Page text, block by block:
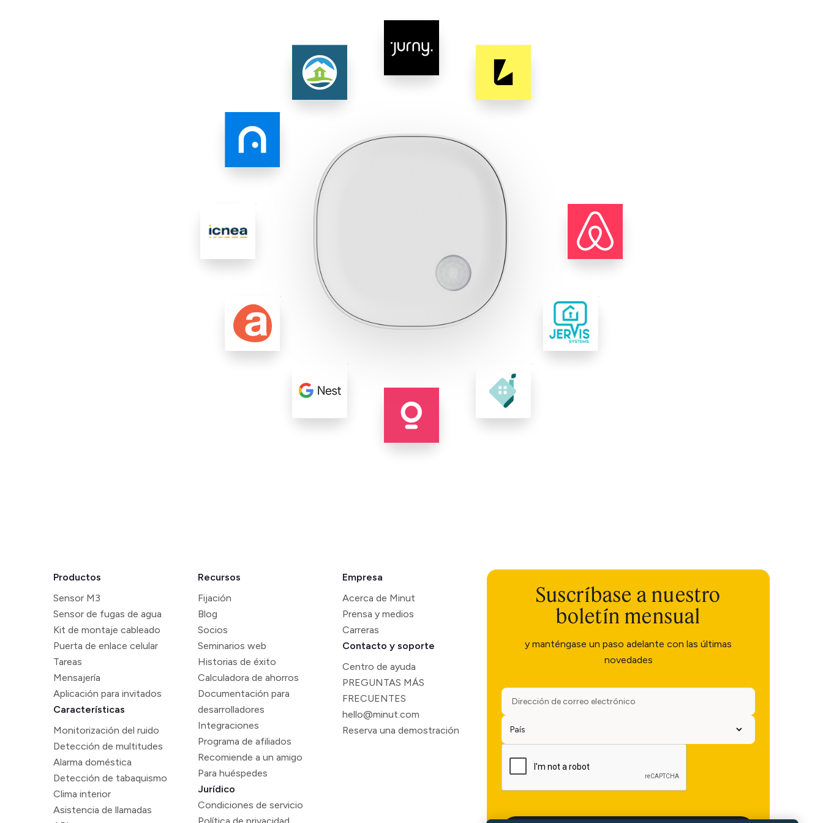
Productos
Sensor M3
Sensor de fugas de agua
Kit de montaje cableado
Puerta de enlace celular
Tareas
Mensajería
Aplicación para invitados
Características
Monitorización del ruido
Detección de multitudes
Alarma doméstica
Detección de tabaquismo
Clima interior
Asistencia de llamadas
Recursos
Fijación
Blog
Socios
Seminarios web
Historias de éxito
Calculadora de ahorros
Documentación para
desarrolladores
Integraciones
Programa de afiliados
Recomiende a un amigo
Para huéspedes
Jurídico
Condiciones de servicio
Empresa
Acerca de Minut
Prensa y medios
Carreras
Contacto y soporte
Centro de ayuda
PREGUNTAS MÁS
FRECUENTES
hello@minut.com
Reserva una demostración
Suscríbase a nuestro
boletín mensual
y manténgase un paso adelante con las últimas
novedades